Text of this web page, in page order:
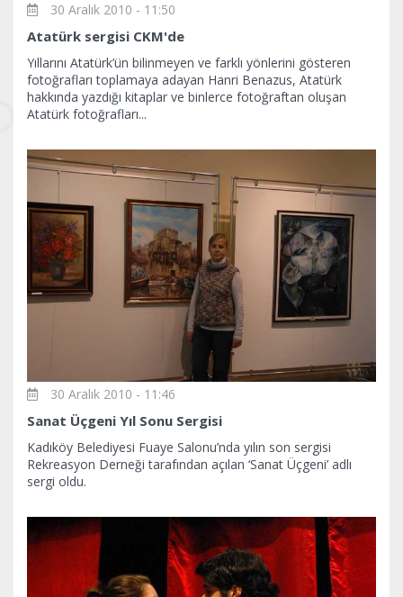
30 Aralık 2010 - 11:50
Atatürk sergisi CKM'de
Yıllarını Atatürk’ün bilinmeyen ve farklı yönlerini gösteren
fotoğrafları toplamaya adayan Hanri Benazus, Atatürk
hakkında yazdığı kitaplar ve binlerce fotoğraftan oluşan
Atatürk fotoğrafları...
30 Aralık 2010 - 11:46
Sanat Üçgeni Yıl Sonu Sergisi
Kadıköy Belediyesi Fuaye Salonu’nda yılın son sergisi
Rekreasyon Derneği tarafından açılan ‘Sanat Üçgeni’ adlı
sergi oldu.